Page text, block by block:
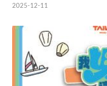
2025-12-11